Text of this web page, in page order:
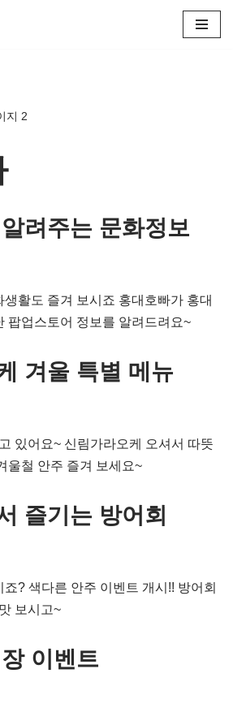
지 2
려주는 문화정보
활도 즐겨 보시죠 홍대호빠가 홍대
팝업스토어 정보를 알려드려요~
겨울 특별 메뉴
있어요~ 신림가라오케 오셔서 따뜻
울철 안주 즐겨 보세요~
즐기는 방어회
? 색다른 안주 이벤트 개시!! 방어회
보시고~
이벤트